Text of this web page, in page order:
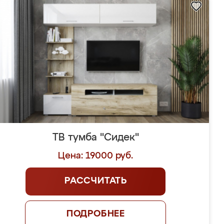
ТВ тумба "Сидек"
Цена: 19000 руб.
РАССЧИТАТЬ
ПОДРОБНЕЕ